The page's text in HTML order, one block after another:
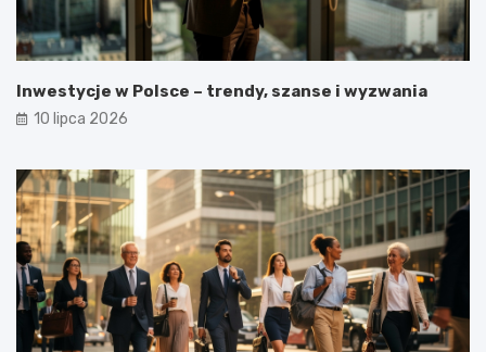
Inwestycje w Polsce – trendy, szanse i wyzwania
10 lipca 2026